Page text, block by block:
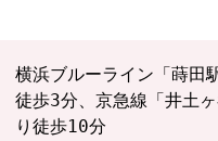
横浜ブルーライン「蒔田
徒歩3分、京急線「井土
り徒歩10分